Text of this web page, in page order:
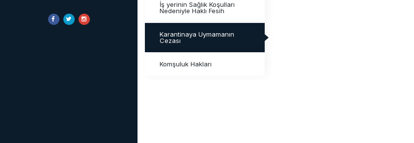
İş yerinin Sağlık Koşulları
Nedeniyle Haklı Fesih
Karantinaya Uymamanın
Cezası
Komşuluk Hakları